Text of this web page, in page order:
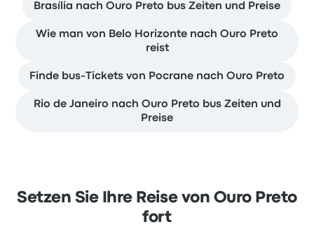
Brasília nach Ouro Preto bus Zeiten und Preise
Wie man von Belo Horizonte nach Ouro Preto
reist
Finde bus-Tickets von Pocrane nach Ouro Preto
Rio de Janeiro nach Ouro Preto bus Zeiten und
Preise
Setzen Sie Ihre Reise von Ouro Preto
fort